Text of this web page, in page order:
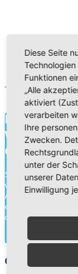
Bildung für
Wissen für
Charakter
Schule ist mehr
von Schülern,
Adventistischen
ein. Neben der
charakterliche
Mehr
Diese Seite
Funktionen
„Alle
aktiviert
verarbeiten
Ihre
Zwecken.
unter der
unserer
Einwilligung